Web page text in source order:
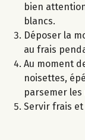
bien
blancs.
Déposer la
au frais
Au moment
noisettes,
parsemer les
Servir frais